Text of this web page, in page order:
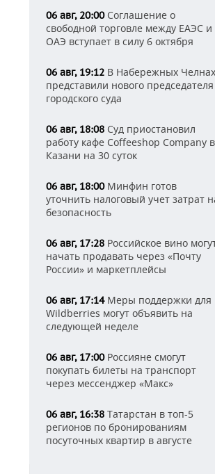
06 авг, 20:00Соглашение о
свободной торговле между ЕАЭС и
ОАЭ вступает в силу 6 октября
06 авг, 19:12 В Набережных Челнах
представили нового председателя
городского суда
06 авг, 18:08 Суд приостановил
работу кафе Coffeeshop Company в
Казани на 30 суток
06 авг, 18:00Минфин готов
уточнить налоговый учет затрат
безопасность
06 авг, 17:28 Российское вино
начать продавать через «Почту
России» и маркетплейсы
06 авг, 17:14Меры поддержки для
Wildberries могут объявить на
следующей неделе
06 авг, 17:00Россияне смогут
покупать билеты на транспорт
через мессенджер «Макс»
06 авг, 16:38 Татарстан в топ-5
регионов по бронированиям
посуточных квартир в августе